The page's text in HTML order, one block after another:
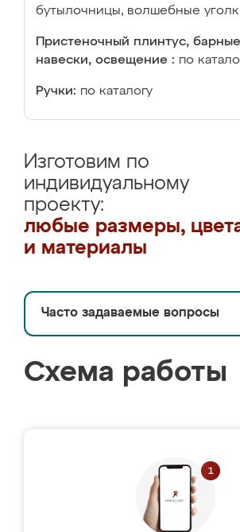
бутылочницы, волшебные
Пристеночный плинтус,
навески, освещение : по
Ручки: по каталогу
Изготовим по
индивидуальному
проекту:
любые размеры,
и материалы
Часто задаваемые вопросы
Схема работы